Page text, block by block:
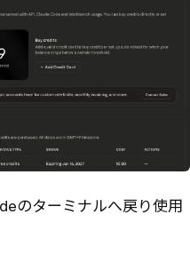
のターミナルへ戻り使用